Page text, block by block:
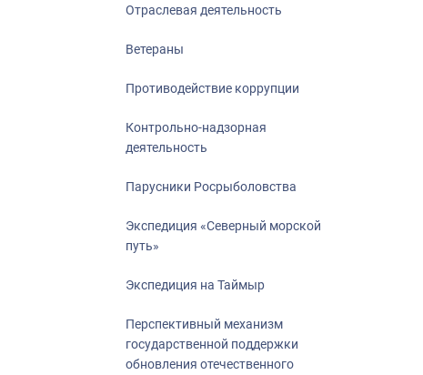
Отраслевая деятельность
Ветераны
Противодействие коррупции
Контрольно-надзорная
деятельность
Парусники Росрыболовства
Экспедиция «Северный морской
путь»
Экспедиция на Таймыр
Перспективный механизм
государственной поддержки
обновления отечественного